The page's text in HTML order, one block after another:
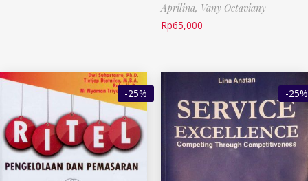
Aprilina, Vany Octaviany
Rp65,000
-25% -25%